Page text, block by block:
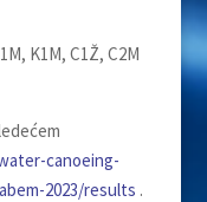
K1M, C1Ž, C2M
canoeing-
2023/results .